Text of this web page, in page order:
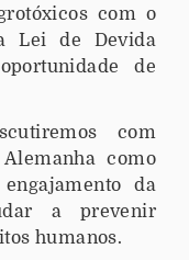
com o
Lei de Devida
de
com
como
da
a prevenir
humanos.